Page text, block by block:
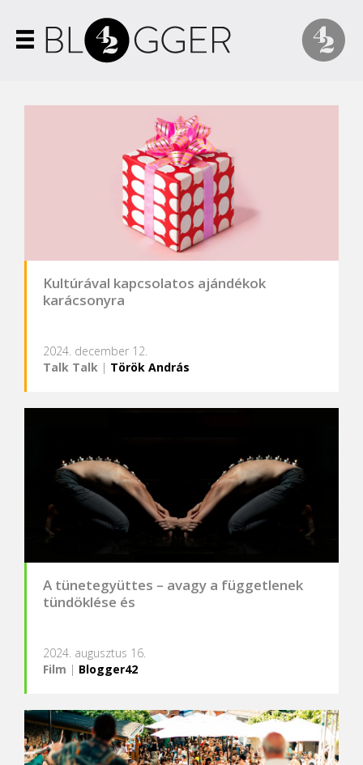
Kultúrával kapcsolatos ajándékok
karácsonyra
2024. december 12.
Talk Talk | Török András
A tünetegyüttes – avagy a függetlenek
tündöklése és
2024. augusztus 16.
Film | Blogger42